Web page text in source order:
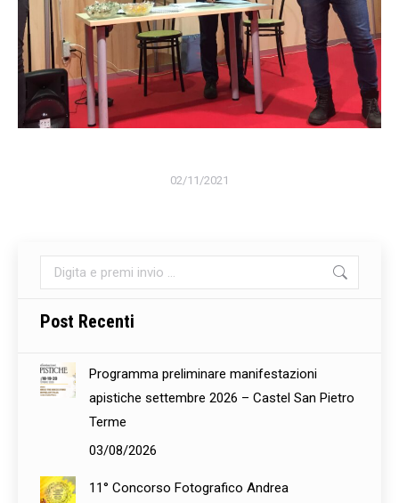
02/11/2021
Cerca:
Post Recenti
Programma preliminare manifestazioni
apistiche settembre 2026 – Castel San Pietro
Terme
03/08/2026
11° Concorso Fotografico Andrea